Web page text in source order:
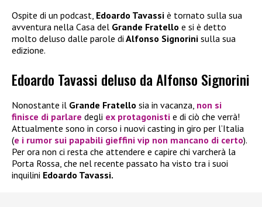
Ospite di un podcast, Edoardo Tavassi è tornato sulla sua
avventura nella Casa del Grande Fratello e si è detto
molto deluso dalle parole di Alfonso Signorini sulla sua
edizione.
Edoardo Tavassi deluso da Alfonso Signorini
Nonostante il Grande Fratello sia in vacanza, non si
finisce di parlare degli ex protagonisti e di ciò che verrà!
Attualmente sono in corso i nuovi casting in giro per l’Italia
(e i rumor sui papabili gieffini vip non mancano di certo).
Per ora non ci resta che attendere e capire chi varcherà la
Porta Rossa, che nel recente passato ha visto tra i suoi
inquilini Edoardo Tavassi.